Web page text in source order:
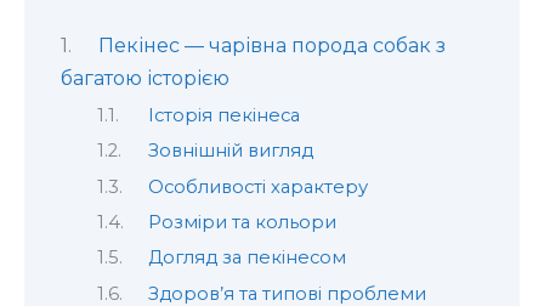
Пекінес — чарівна порода собак з
багатою історією
Історія пекінеса
Зовнішній вигляд
Особливості характеру
Розміри та кольори
Догляд за пекінесом
Здоров’я та типові проблеми